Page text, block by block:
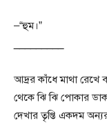
–“হুম।”
আদ্রর কাঁধে মাথা
থেকে ঝি ঝি পোকার
দেখার তৃপ্তি একদম